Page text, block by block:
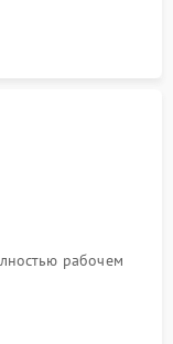
рабочем